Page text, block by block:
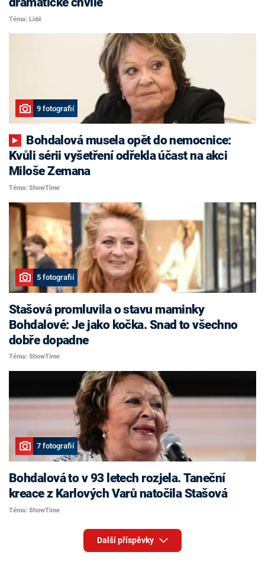
Téma: Lidé
9 fotografií
Kvůli sérii vyšetření odřekla účast na akci
Miloše Zemana
Téma: ShowTime
5 fotografií
Stašová promluvila o stavu maminky
Bohdalové: Je jako kočka. Snad to všechno
dobře dopadne
Téma: ShowTime
7 fotografií
Bohdalová to v 93 letech rozjela. Taneční
kreace z Karlových Varů natočila Stašová
Téma: ShowTime
Další příspěvky